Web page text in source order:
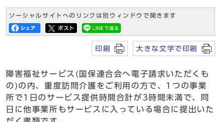
ソーシャルサイトへのリンクは別ウィンドウで開きます
印刷 大きな文字で印刷
障害福祉サービス(国保連合会へ電子請求いただくも
の)の内、重度訪問介護をご利用の方で、1つの事業
所で1日のサービス提供時間合計が3時間未満で、同
日に他事業所もサービスに入っている場合に提出いた